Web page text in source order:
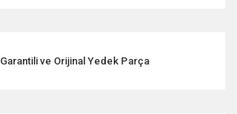
Garantili ve Orijinal Yedek Parça